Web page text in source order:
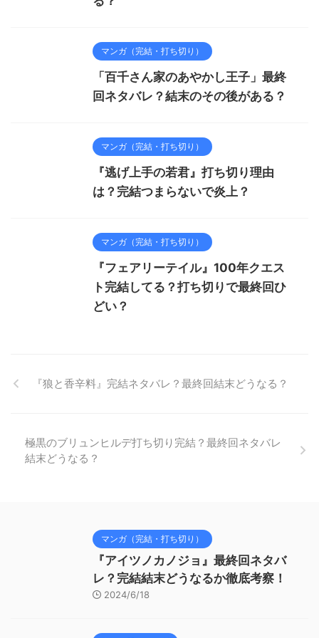
マンガ（完結・打ち切り）
「百千さん家のあやかし王子」最終
回ネタバレ？結末のその後がある？
マンガ（完結・打ち切り）
『逃げ上手の若君』打ち切り理由
は？完結つまらないで炎上？
マンガ（完結・打ち切り）
『フェアリーテイル』100年クエス
ト完結してる？打ち切りで最終回ひ
どい？
『狼と香辛料』完結ネタバレ？最終回結末どうなる？
極黒のブリュンヒルデ打ち切り完結？最終回ネタバレ
結末どうなる？
マンガ（完結・打ち切り）
『アイツノカノジョ』最終回ネタバ
レ？完結結末どうなるか徹底考察！
2024/6/18